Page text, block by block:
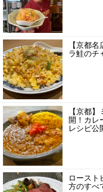
【京都
ラ鮭のチ
【京都
開！カレ
レシピ公
ロースト
方のすべ